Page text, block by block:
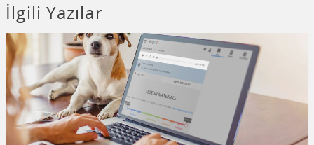
İlgili Yazılar